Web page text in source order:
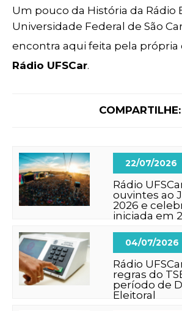
Um pouco da História da Rádio
Universidade Federal de São
encontra aqui feita pela própria
Rádio UFSCar.
COMPARTILHE:
22/07/2026
Rádio
ouvintes ao
2026 e
iniciada em
04/07/2026
Rádio
regras do
período de
Eleitoral